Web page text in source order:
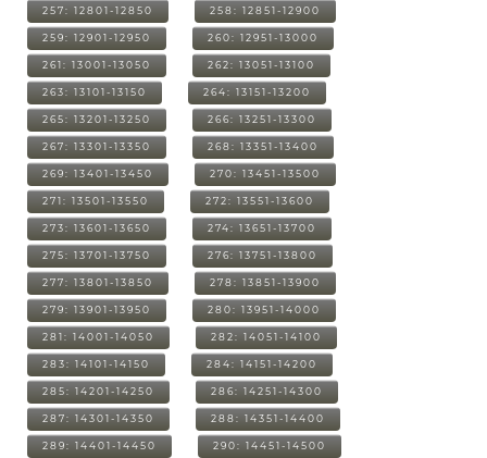
257: 12801-12850 258: 12851-12900
259: 12901-12950 260: 12951-13000
261: 13001-13050 262: 13051-13100
263: 13101-13150 264: 13151-13200
265: 13201-13250 266: 13251-13300
267: 13301-13350 268: 13351-13400
269: 13401-13450 270: 13451-13500
271: 13501-13550 272: 13551-13600
273: 13601-13650 274: 13651-13700
275: 13701-13750 276: 13751-13800
277: 13801-13850 278: 13851-13900
279: 13901-13950 280: 13951-14000
281: 14001-14050 282: 14051-14100
283: 14101-14150 284: 14151-14200
285: 14201-14250 286: 14251-14300
287: 14301-14350 288: 14351-14400
289: 14401-14450 290: 14451-14500